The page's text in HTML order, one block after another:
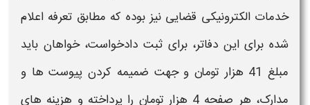
خدمات الکترونیکی قضایی نیز بوده که مطابق تعرفه اعلام
شده برای این دفاتر، برای ثبت دادخواست، خواهان باید
مبلغ 41 هزار تومان و جهت ضمیمه کردن پیوست ها و
مدارک، هر صفحه 4 هزار تومان را پرداخته و هزینه های